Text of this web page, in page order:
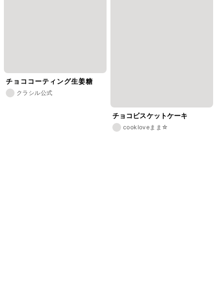
チョココーティング生姜糖
クラシル公式
チョコビスケットケーキ
cookloveまま☆